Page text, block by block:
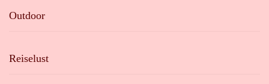
Outdoor
Reiselust